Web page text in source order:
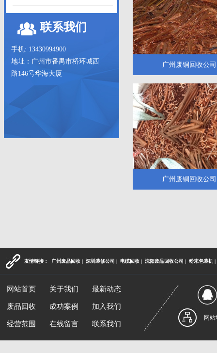
联系我们
手机: 13430994900
地址：广州市番禺市桥环城西
路146号华海大厦
广州废铜回收公司
广州废铜回收公司
友情链接： 广州废品回收 | 深圳装修公司 | 电缆回收 | 沈阳废品回收公司 | 粉末包装机 |
网站首页 关于我们 最新动态
废品回收 成功案例 加入我们
经营范围 在线留言 联系我们
网